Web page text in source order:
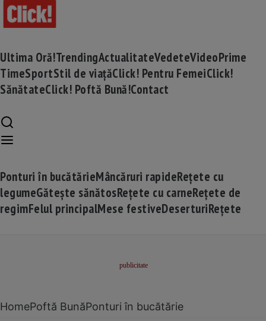
Ultima Oră!TrendingActualitateVedeteVideoPrime
TimeSportStil de viațăClick! Pentru FemeiClick!
SănătateClick! Poftă Bună!Contact
Ponturi în bucătărieMâncăruri rapideRețete cu
legumeGătește sănătosRețete cu carneRețete de
regimFelul principalMese festiveDeserturiRețete
HomePoftă BunăPonturi în bucătărie